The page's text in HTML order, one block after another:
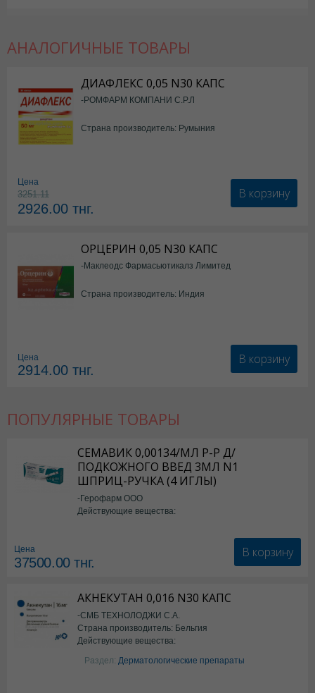
АНАЛОГИЧНЫЕ ТОВАРЫ
ДИАФЛЕКС 0,05 N30 КАПС
-РОМФАРМ КОМПАНИ С.Р.Л
Страна производитель: Румыния
Цена
3251.11
2926.00 тнг.
В корзину
ОРЦЕРИН 0,05 N30 КАПС
-Маклеодс Фармасьютикалз Лимитед
Страна производитель: Индия
Цена
2914.00 тнг.
В корзину
ПОПУЛЯРНЫЕ ТОВАРЫ
СЕМАВИК 0,00134/МЛ Р-Р Д/
ПОДКОЖНОГО ВВЕД 3МЛ N1
ШПРИЦ-РУЧКА (4 ИГЛЫ)
-Герофарм ООО
Действующие вещества:
Цена
37500.00тнг.
В корзину
АКНЕКУТАН 0,016 N30 КАПС
-СМБ ТЕХНОЛОДЖИ С.А.
Страна производитель: Бельгия
Действующие вещества:
Изотретиноин
Раздел: Дерматологические препараты